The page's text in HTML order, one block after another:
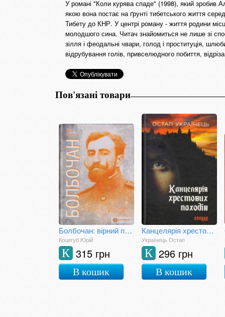
У романі "Коли курява спаде" (1998), який зробив
якою вона постає на ґрунті тибетського життя
Тибету до КНР. У центрі роману - життя родини
молодшого сина. Читач знайомиться не лише зі
зілля і феодальні чвари, голод і проституція,
відрубування голів, привселюдного побиття,
Пов'язані товари
Болбочан: вірний присязі
Коцегуб Юрій
315 грн
К
В кошик
Канцелярія хрестових походів
Українець Остап
296 грн
К
В кошик